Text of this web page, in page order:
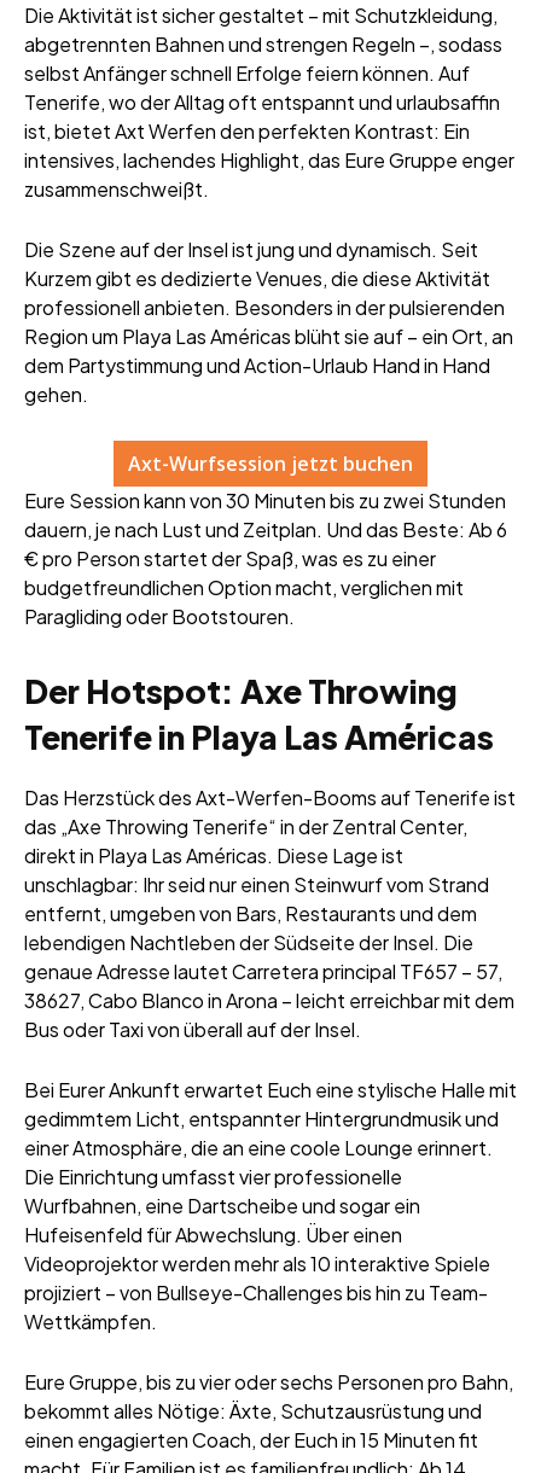
Die Aktivität ist sicher gestaltet – mit Schutzkleidung,
abgetrennten Bahnen und strengen Regeln –, sodass
selbst Anfänger schnell Erfolge feiern können. Auf
Tenerife, wo der Alltag oft entspannt und urlaubsaffin
ist, bietet Axt Werfen den perfekten Kontrast: Ein
intensives, lachendes Highlight, das Eure Gruppe enger
zusammenschweißt.
Die Szene auf der Insel ist jung und dynamisch. Seit
Kurzem gibt es dedizierte Venues, die diese Aktivität
professionell anbieten. Besonders in der pulsierenden
Region um Playa Las Américas blüht sie auf – ein Ort, an
dem Partystimmung und Action-Urlaub Hand in Hand
gehen.
Axt-Wurfsession jetzt buchen
Eure Session kann von 30 Minuten bis zu zwei Stunden
dauern, je nach Lust und Zeitplan. Und das Beste: Ab 6
€ pro Person startet der Spaß, was es zu einer
budgetfreundlichen Option macht, verglichen mit
Paragliding oder Bootstouren.
Der Hotspot: Axe Throwing
Tenerife in Playa Las Américas
Das Herzstück des Axt-Werfen-Booms auf Tenerife ist
das „Axe Throwing Tenerife“ in der Zentral Center,
direkt in Playa Las Américas. Diese Lage ist
unschlagbar: Ihr seid nur einen Steinwurf vom Strand
entfernt, umgeben von Bars, Restaurants und dem
lebendigen Nachtleben der Südseite der Insel. Die
genaue Adresse lautet Carretera principal TF657 – 57,
38627, Cabo Blanco in Arona – leicht erreichbar mit dem
Bus oder Taxi von überall auf der Insel.
Bei Eurer Ankunft erwartet Euch eine stylische Halle mit
gedimmtem Licht, entspannter Hintergrundmusik und
einer Atmosphäre, die an eine coole Lounge erinnert.
Die Einrichtung umfasst vier professionelle
Wurfbahnen, eine Dartscheibe und sogar ein
Hufeisenfeld für Abwechslung. Über einen
Videoprojektor werden mehr als 10 interaktive Spiele
projiziert – von Bullseye-Challenges bis hin zu Team-
Wettkämpfen.
Eure Gruppe, bis zu vier oder sechs Personen pro Bahn,
bekommt alles Nötige: Äxte, Schutzausrüstung und
einen engagierten Coach, der Euch in 15 Minuten fit